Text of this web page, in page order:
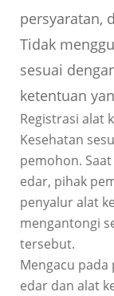
persyaratan,
Tidak
sesuai
ketentuan
Registrasi alat
Kesehatan
pemohon.
edar, pihak
penyalur alat
mengantongi
tersebut.
Mengacu pada
edar dan alat